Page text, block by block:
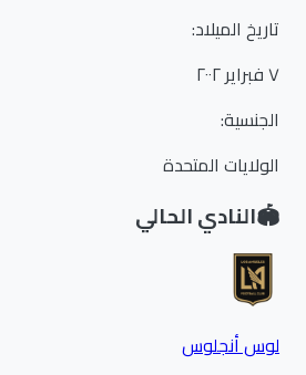
تاريخ الميلاد:
الجنسية:
الولايات المتحدة
النادي الحالي
لوس أنجلوس